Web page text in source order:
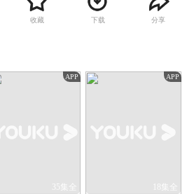
收藏 下载 分享
APP
35集全
APP
18集全